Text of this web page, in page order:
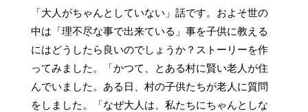
「大人がちゃんとしていない」話です。およそ世の
中は「理不尽な事で出来ている」事を子供に教える
にはどうしたら良いのでしょうか？ストーリーを作
ってみました。「かつて、とある村に賢い老人が住
んでいました。ある日、村の子供たちが老人に質問
をしました。「なぜ大人は、私たちにちゃんとしな